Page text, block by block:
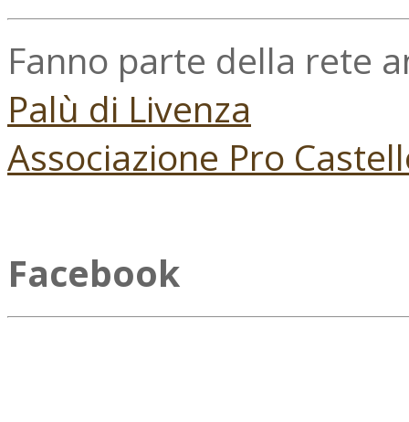
Fanno parte della rete
Palù di Livenza
Associazione Pro
Facebook